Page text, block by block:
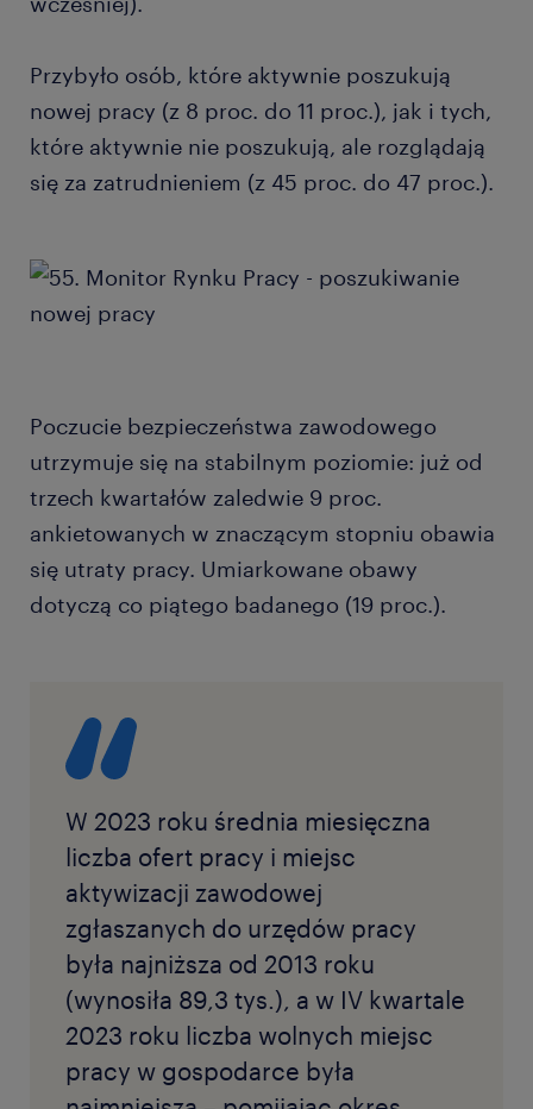
Przybyło osób, które aktywnie poszukują
nowej pracy (z 8 proc. do 11 proc.), jak i tych,
które aktywnie nie poszukują, ale rozglądają
się za zatrudnieniem (z 45 proc. do 47 proc.).
Poczucie bezpieczeństwa zawodowego
utrzymuje się na stabilnym poziomie: już od
trzech kwartałów zaledwie 9 proc.
ankietowanych w znaczącym stopniu obawia
się utraty pracy. Umiarkowane obawy
dotyczą co piątego badanego (19 proc.).
W 2023 roku średnia miesięczna
liczba ofert pracy i miejsc
aktywizacji zawodowej
zgłaszanych do urzędów pracy
była najniższa od 2013 roku
(wynosiła 89,3 tys.), a w IV kwartale
2023 roku liczba wolnych miejsc
pracy w gospodarce była